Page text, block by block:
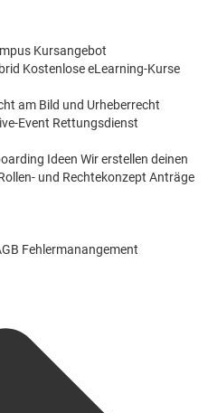
Kursangebot
Kostenlose eLearning-Kurse
am Bild und Urheberrecht
Event Rettungsdienst
Ideen Wir erstellen deinen
und Rechtekonzept Anträge
Fehlermanangement